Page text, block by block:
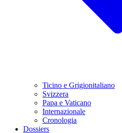
Ticino e Grigionitaliano
Svizzera
Papa e Vaticano
Internazionale
Cronologia
Dossiers